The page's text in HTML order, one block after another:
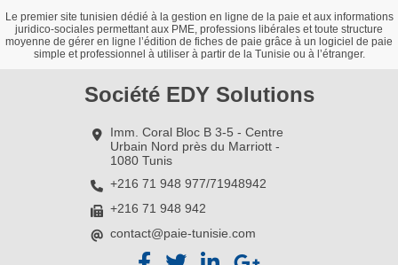
Le premier site tunisien dédié à la gestion en ligne de la paie et aux informations
juridico-sociales permettant aux PME, professions libérales et toute structure
moyenne de gérer en ligne l’édition de fiches de paie grâce à un logiciel de paie
simple et professionnel à utiliser à partir de la Tunisie ou à l’étranger.
Société EDY Solutions
Imm. Coral Bloc B 3-5 - Centre
Urbain Nord près du Marriott -
1080 Tunis
+216 71 948 977/71948942
+216 71 948 942
contact@paie-tunisie.com